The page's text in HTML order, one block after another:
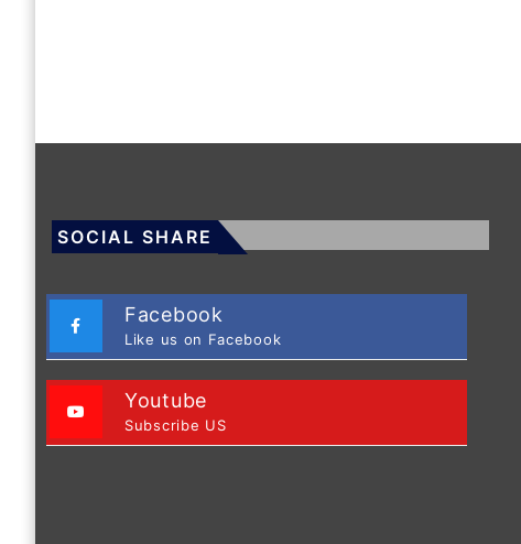
SOCIAL SHARE
Facebook
Like us on Facebook
Youtube
Subscribe US